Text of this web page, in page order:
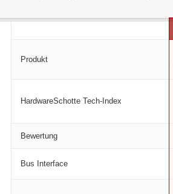
Produkt
HardwareSchotte Tech-Index
Bewertung
Bus Interface